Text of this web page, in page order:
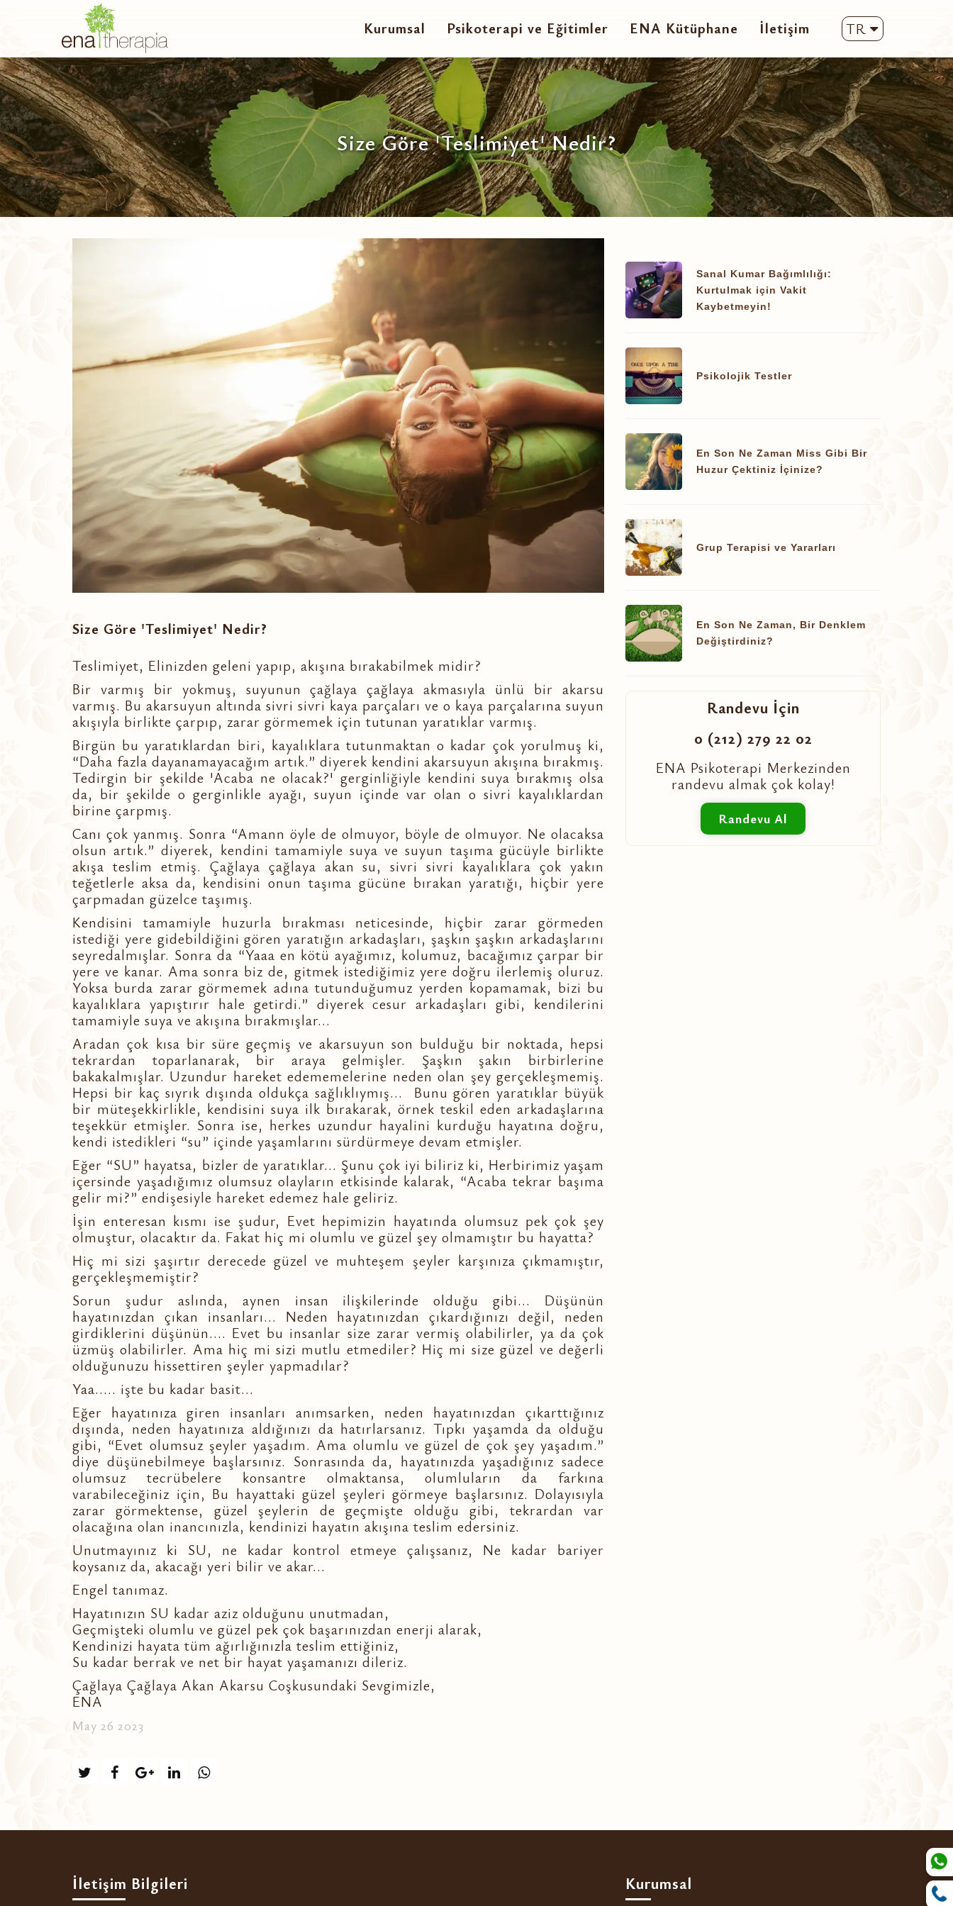
Kurumsal Psikoterapi ve Eğitimler ENA Kütüphane İletişim TR
Size Göre 'Teslimiyet' Nedir?
Size Göre 'Teslimiyet' Nedir?
Teslimiyet, Elinizden geleni yapıp, akışına bırakabilmek midir?
Bir varmış bir yokmuş, suyunun çağlaya çağlaya akmasıyla ünlü bir akarsu
varmış. Bu akarsuyun altında sivri sivri kaya parçaları ve o kaya parçalarına suyun
akışıyla birlikte çarpıp, zarar görmemek için tutunan yaratıklar varmış.
Birgün bu yaratıklardan biri, kayalıklara tutunmaktan o kadar çok yorulmuş ki,
“Daha fazla dayanamayacağım artık.” diyerek kendini akarsuyun akışına bırakmış.
Tedirgin bir şekilde 'Acaba ne olacak?' gerginliğiyle kendini suya bırakmış olsa
da, bir şekilde o gerginlikle ayağı, suyun içinde var olan o sivri kayalıklardan
birine çarpmış.
Canı çok yanmış. Sonra “Amann öyle de olmuyor, böyle de olmuyor. Ne olacaksa
olsun artık.” diyerek, kendini tamamiyle suya ve suyun taşıma gücüyle birlikte
akışa teslim etmiş. Çağlaya çağlaya akan su, sivri sivri kayalıklara çok yakın
teğetlerle aksa da, kendisini onun taşıma gücüne bırakan yaratığı, hiçbir yere
çarpmadan güzelce taşımış.
Kendisini tamamiyle huzurla bırakması neticesinde, hiçbir zarar görmeden
istediği yere gidebildiğini gören yaratığın arkadaşları, şaşkın şaşkın arkadaşlarını
seyredalmışlar. Sonra da “Yaaa en kötü ayağımız, kolumuz, bacağımız çarpar bir
yere ve kanar. Ama sonra biz de, gitmek istediğimiz yere doğru ilerlemiş oluruz.
Yoksa burda zarar görmemek adına tutunduğumuz yerden kopamamak, bizi bu
kayalıklara yapıştırır hale getirdi.” diyerek cesur arkadaşları gibi, kendilerini
tamamiyle suya ve akışına bırakmışlar...
Aradan çok kısa bir süre geçmiş ve akarsuyun son bulduğu bir noktada, hepsi
tekrardan toparlanarak, bir araya gelmişler. Şaşkın şakın birbirlerine
bakakalmışlar. Uzundur hareket edememelerine neden olan şey gerçekleşmemiş.
Hepsi bir kaç sıyrık dışında oldukça sağlıklıymış... Bunu gören yaratıklar büyük
bir müteşekkirlikle, kendisini suya ilk bırakarak, örnek teskil eden arkadaşlarına
teşekkür etmişler. Sonra ise, herkes uzundur hayalini kurduğu hayatına doğru,
kendi istedikleri “su” içinde yaşamlarını sürdürmeye devam etmişler.
Eğer “SU” hayatsa, bizler de yaratıklar... Şunu çok iyi biliriz ki, Herbirimiz yaşam
içersinde yaşadığımız olumsuz olayların etkisinde kalarak, “Acaba tekrar başıma
gelir mi?” endişesiyle hareket edemez hale geliriz.
İşin enteresan kısmı ise şudur, Evet hepimizin hayatında olumsuz pek çok şey
olmuştur, olacaktır da. Fakat hiç mi olumlu ve güzel şey olmamıştır bu hayatta?
Hiç mi sizi şaşırtır derecede güzel ve muhteşem şeyler karşınıza çıkmamıştır,
gerçekleşmemiştir?
Sorun şudur aslında, aynen insan ilişkilerinde olduğu gibi... Düşünün
hayatınızdan çıkan insanları... Neden hayatınızdan çıkardığınızı değil, neden
girdiklerini düşünün.... Evet bu insanlar size zarar vermiş olabilirler, ya da çok
üzmüş olabilirler. Ama hiç mi sizi mutlu etmediler? Hiç mi size güzel ve değerli
olduğunuzu hissettiren şeyler yapmadılar?
Yaa..... işte bu kadar basit...
Eğer hayatınıza giren insanları anımsarken, neden hayatınızdan çıkarttığınız
dışında, neden hayatınıza aldığınızı da hatırlarsanız. Tıpkı yaşamda da olduğu
gibi, “Evet olumsuz şeyler yaşadım. Ama olumlu ve güzel de çok şey yaşadım.”
diye düşünebilmeye başlarsınız. Sonrasında da, hayatınızda yaşadığınız sadece
olumsuz tecrübelere konsantre olmaktansa, olumluların da farkına
varabileceğiniz için, Bu hayattaki güzel şeyleri görmeye başlarsınız. Dolayısıyla
zarar görmektense, güzel şeylerin de geçmişte olduğu gibi, tekrardan var
olacağına olan inancınızla, kendinizi hayatın akışına teslim edersiniz.
Unutmayınız ki SU, ne kadar kontrol etmeye çalışsanız, Ne kadar bariyer
koysanız da, akacağı yeri bilir ve akar...
Engel tanımaz.
Hayatınızın SU kadar aziz olduğunu unutmadan,
Geçmişteki olumlu ve güzel pek çok başarınızdan enerji alarak,
Kendinizi hayata tüm ağırlığınızla teslim ettiğiniz,
Su kadar berrak ve net bir hayat yaşamanızı dileriz.
Çağlaya Çağlaya Akan Akarsu Coşkusundaki Sevgimizle,
ENA
May 26 2023
Sanal Kumar Bağımlılığı:
Kurtulmak için Vakit
Kaybetmeyin!
Psikolojik Testler
En Son Ne Zaman Miss Gibi Bir
Huzur Çektiniz İçinize?
Grup Terapisi ve Yararları
En Son Ne Zaman, Bir Denklem
Değiştirdiniz?
Randevu İçin
0 (212) 279 22 02
ENA Psikoterapi Merkezinden
randevu almak çok kolay!
Randevu Al
İletişim Bilgileri Kurumsal